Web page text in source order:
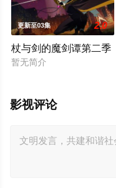
更新至03集 2.0
杖与剑的魔剑谭第二季
暂无简介
影视评论